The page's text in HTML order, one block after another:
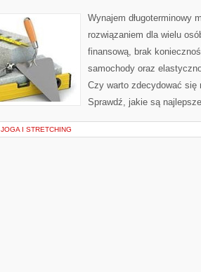
Wynajem długoterminowy
rozwiązaniem dla wielu
finansową, brak
samochody oraz
Czy warto zdecydować się
Sprawdź, jakie są
JOGA I STRETCHING